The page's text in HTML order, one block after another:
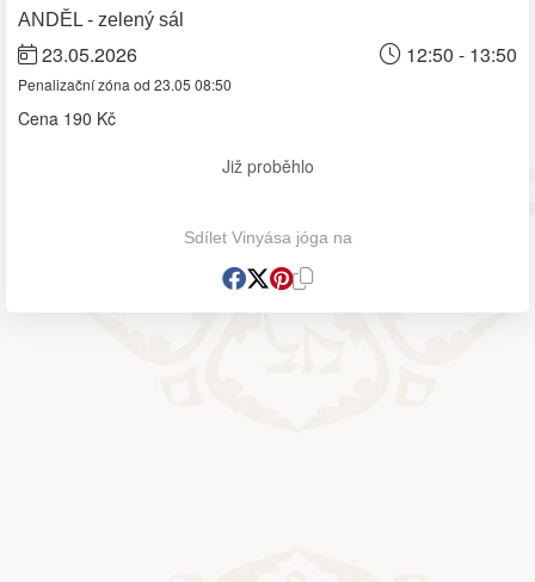
ANDĚL - zelený sál
23.05.2026 12:50 - 13:50
Penalizační zóna od 23.05 08:50
Cena 190 Kč
Již proběhlo
Sdílet Vinyása jóga na